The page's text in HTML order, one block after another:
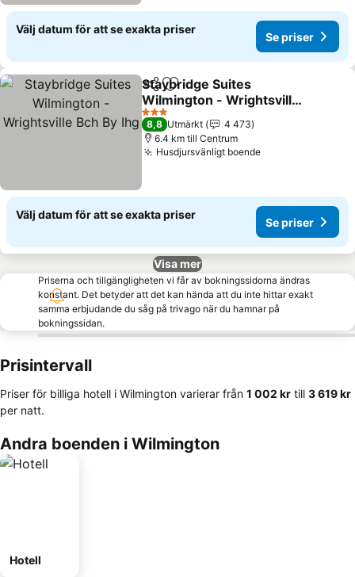
Välj datum för att se exakta priser
Se priser
Dela Lägg till i Mina Favoriter
Staybridge Suites
Wilmington - Wrightsville
Bch By Ihg
Se priser
3 Stjärnor
8,8 Utmärkt
4 473
6.4 km till Centrum
Husdjursvänligt boendeSe priser
Välj datum för att se exakta priser
Se priser
Visa mer
Priserna och tillgängligheten vi får av bokningssidorna ändras
konstant. Det betyder att det kan hända att du inte hittar exakt
samma erbjudande du såg på trivago när du hamnar på
bokningssidan.
Prisintervall
Priser för billiga hotell i Wilmington varierar från ‎1 002 kr till ‎3 619 kr
per natt.
Andra boenden i Wilmington
Hotell